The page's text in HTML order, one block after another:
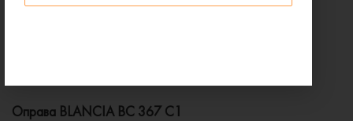
Оправа BLANCIA BC 367 C1